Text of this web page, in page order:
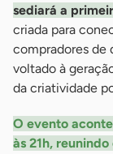
sediará a
criada para
compradores de
voltado à
da criatividade
O evento
às 21h,